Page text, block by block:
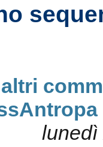
altri
lunedì